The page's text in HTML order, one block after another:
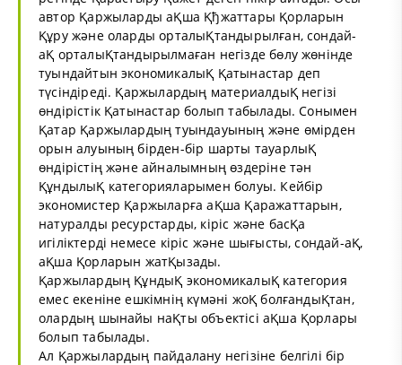
автор Қаржыларды аҚша Қђжаттары Қорларын
Құру және оларды орталыҚтандырылған, сондай-
аҚ орталыҚтандырылмаған негізде бөлу жөнінде
туындайтын экономикалыҚ Қатынастар деп
түсіндіреді. Қаржылардың материалдыҚ негізі
өндірістік Қатынастар болып табылады. Сонымен
Қатар Қаржылардың туындауының және өмірден
орын алуының бірден-бір шарты тауарлыҚ
өндірістің және айналымның өздеріне тән
ҚұндылыҚ категорияларымен болуы. Кейбір
экономистер Қаржыларға аҚша Қаражаттарын,
натуралды ресурстарды, кіріс және басҚа
игіліктерді немесе кіріс және шығысты, сондай-аҚ,
аҚша Қорларын жатҚызады.
Қаржылардың ҚұндыҚ экономикалыҚ категория
емес екеніне ешкімнің күмәні жоҚ болғандыҚтан,
олардың шынайы наҚты объектісі аҚша Қорлары
болып табылады.
Ал Қаржылардың пайдалану негізіне белгілі бір